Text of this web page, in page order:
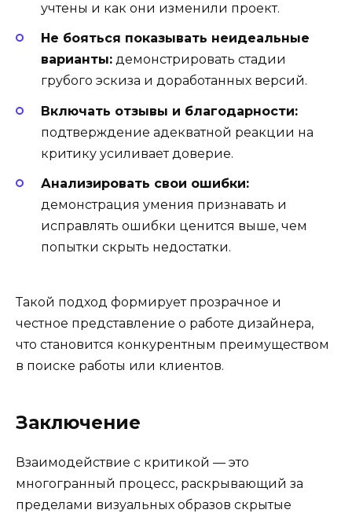
учтены и как они изменили проект.
Не бояться показывать неидеальные
варианты: демонстрировать стадии
грубого эскиза и доработанных версий.
Включать отзывы и благодарности:
подтверждение адекватной реакции на
критику усиливает доверие.
Анализировать свои ошибки:
демонстрация умения признавать и
исправлять ошибки ценится выше, чем
попытки скрыть недостатки.
Такой подход формирует прозрачное и
честное представление о работе дизайнера,
что становится конкурентным преимуществом
в поиске работы или клиентов.
Заключение
Взаимодействие с критикой — это
многогранный процесс, раскрывающий за
пределами визуальных образов скрытые